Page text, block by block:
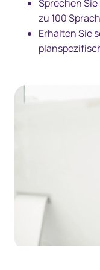
Sprechen
zu 100
Erhalten Sie